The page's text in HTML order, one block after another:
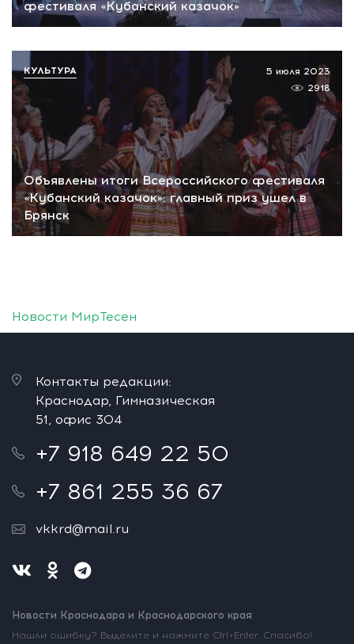
фестиваля «Кубанский казачок»
Объявлены итоги Всероссийского фестиваля
«Кубанский казачок»: главный приз ушел в
Брянск
5 июля 2023
2918
КУЛЬТУРА
Новости МирТесен
Контакты редакции:
Краснодар, Гимназическая
51, офис 304
+7 918 649 22 50
+7 861 255 36 67
vkkrd@mail.ru
Новости Краснодара и Краснодарского края
Нашли ошибку? Выделите и нажмите Ctrl+Enter. Спасибо!